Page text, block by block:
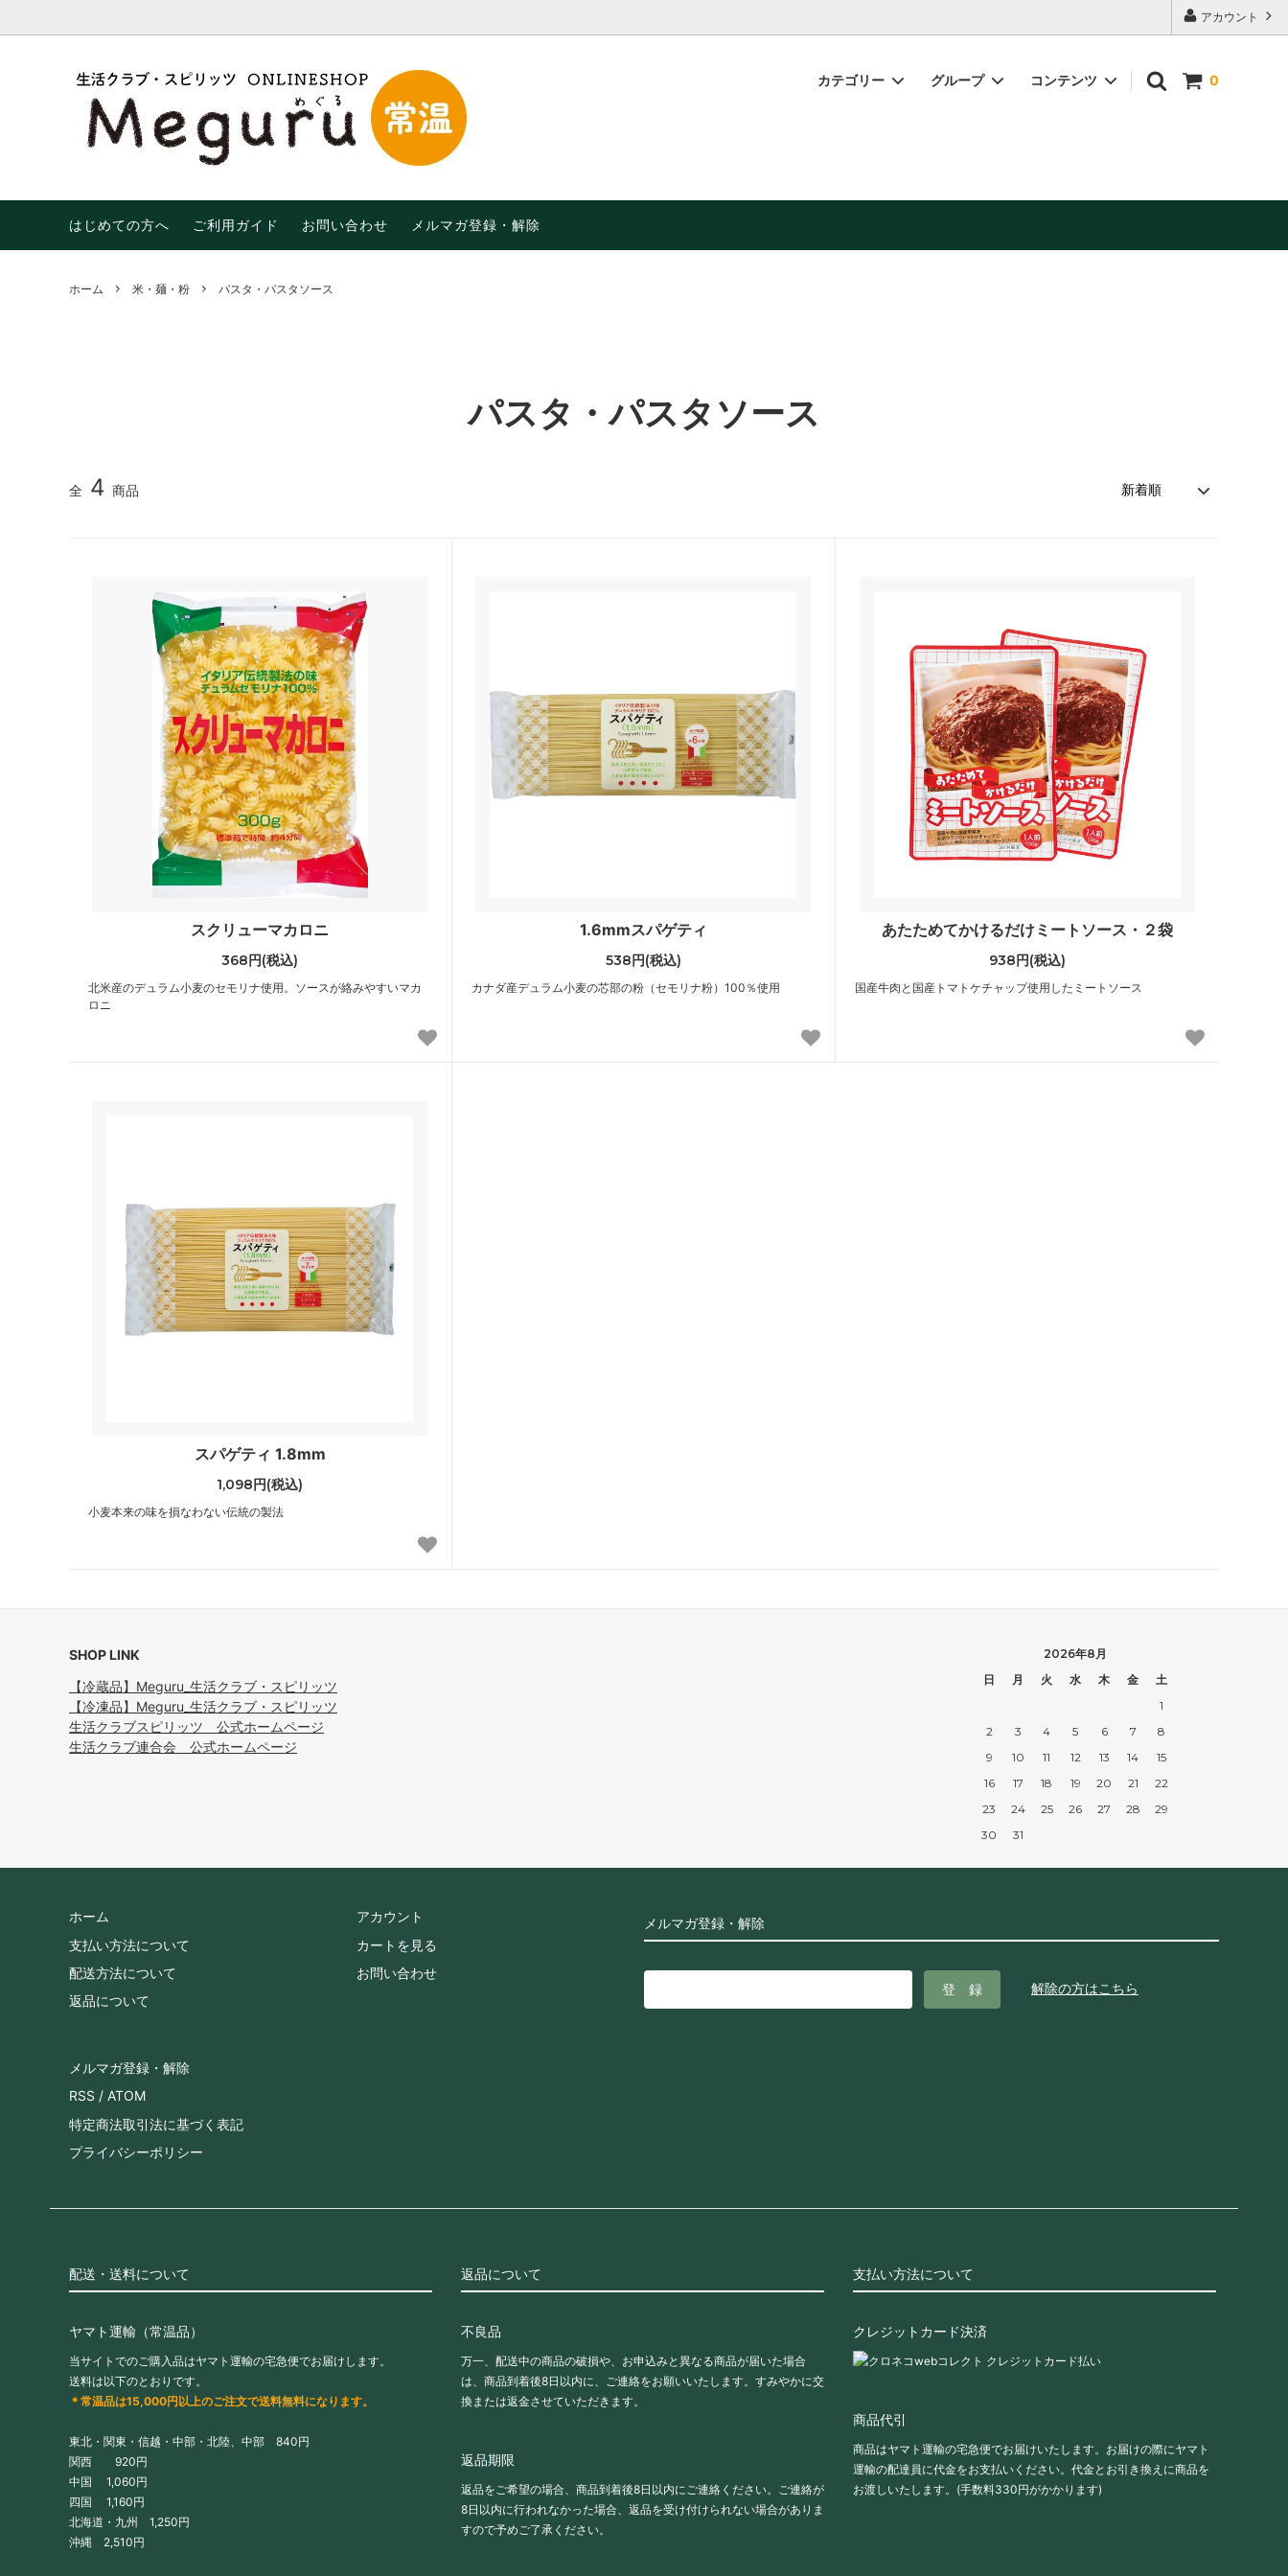
アカウント
0
カテゴリー
調味料・油 米・麺・粉
生活用品 有機（オーガニック）食品
グループ
【限定】おトクなわけあり品！
【期間限定】特別価格！【2026年9月
末限定品や月限定セールなど】
コンテンツ
はじめての方へ
はじめての方へ ご利用ガイド お問い合わせ メルマガ登録・解除
ホーム 米・麺・粉 パスタ・パスタソース
パスタ・パスタソース
全 4 商品
スクリューマカロニ
368円(税込)
北米産のデュラム小麦のセモリナ使用。ソースが絡みやすいマカ
ロニ
1.6mmスパゲティ
538円(税込)
カナダ産デュラム小麦の芯部の粉（セモリナ粉）100％使用
あたためてかけるだけミートソース・２袋
938円(税込)
国産牛肉と国産トマトケチャップ使用したミートソース
スパゲティ 1.8mm
1,098円(税込)
小麦本来の味を損なわない伝統の製法
SHOP LINK
【冷蔵品】Meguru_生活クラブ・スピリッツ
【冷凍品】Meguru_生活クラブ・スピリッツ
生活クラブスピリッツ 公式ホームページ
生活クラブ連合会 公式ホームページ
2026年8月
日
月 火 水 木 金
土
1
2
3 4 5 6 7
8
9
10 11 12 13 14
15
16
17 18 19 20 21
22
23
24 25 26 27 28
29
30
31
メルマガ登録・解除
解除の方はこちら
ホーム
支払い方法について
配送方法について
返品について
アカウント
カートを見る
お問い合わせ
メルマガ登録・解除
RSS / ATOM
特定商法取引法に基づく表記
プライバシーポリシー
配送・送料について
ヤマト運輸（常温品）
当サイトでのご購入品はヤマト運輸の宅急便でお届けします。
送料は以下のとおりです。
＊常温品は15,000円以上のご注文で送料無料になります。
東北・関東・信越・中部・北陸、中部 840円
関西 920円
中国 1,060円
四国 1,160円
北海道・九州 1,250円
沖縄 2,510円
返品について
不良品
万一、配送中の商品の破損や、お申込みと異なる商品が届いた場合
は、商品到着後8日以内に、ご連絡をお願いいたします。すみやかに交
換または返金させていただきます。
返品期限
返品をご希望の場合、商品到着後8日以内にご連絡ください。ご連絡が
8日以内に行われなかった場合、返品を受け付けられない場合がありま
すので予めご了承ください。
支払い方法について
クレジットカード決済
商品代引
商品はヤマト運輸の宅急便でお届けいたします。お届けの際にヤマト
運輸の配達員に代金をお支払いください。代金とお引き換えに商品を
お渡しいたします。(手数料330円がかかります)